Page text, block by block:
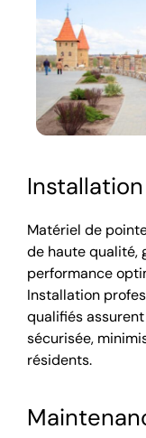
Matériel de
de haute qualité,
performance
Installation
qualifiés
sécurisée,
résidents.